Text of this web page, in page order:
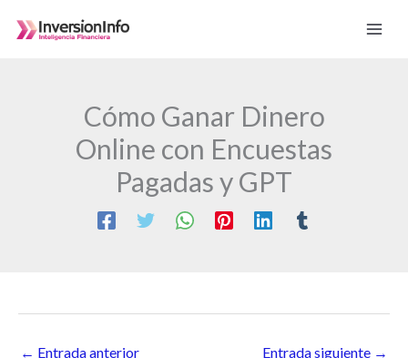
Cómo Ganar Dinero
Online con Encuestas
Pagadas y GPT
← Entrada anterior Entrada siguiente →